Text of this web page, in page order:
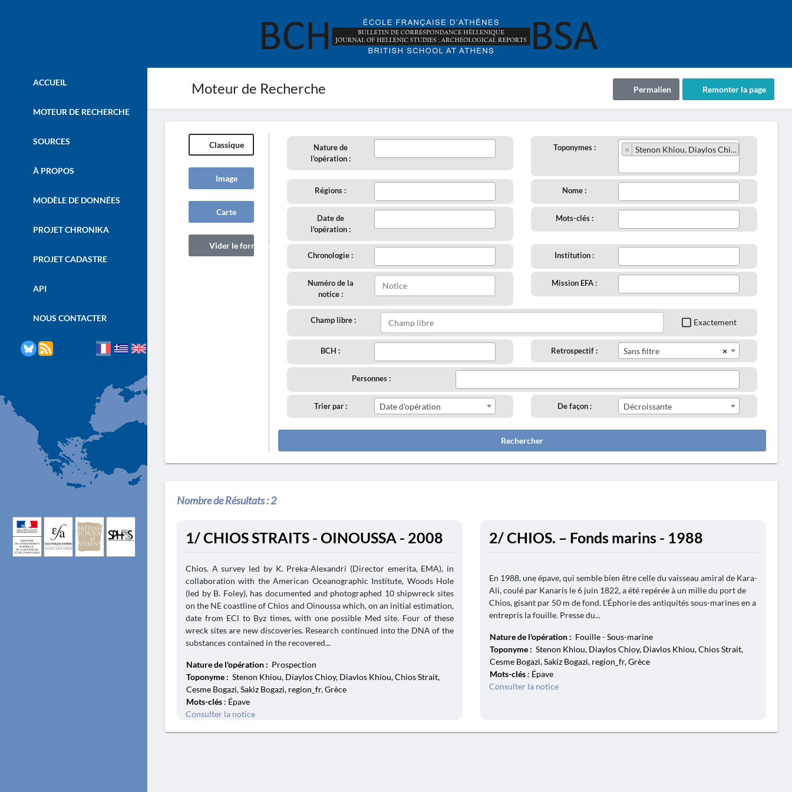
Moteur de Recherche Remonter la page
Permalien
ACCUEIL
MOTEUR DE RECHERCHE
SOURCES
À PROPOS
MODÈLE DE DONNÉES
PROJET CHRONIKA
PROJET CADASTRE
API
NOUS CONTACTER
Classique
Image
Carte
Vider le formulaire
Nature de
l'opération :
Toponymes : × Stenon Khiou, Diaylos Chioy, Diavlos Khiou, Chios Strait, Cesme Bogazi, Sakiz Bogazi
Régions : Nome :
Date de
l'opération :
Mots-clés :
Chronologie : Institution :
Numéro de la
notice :
Mission EFA :
Champ libre : Exactement
BCH : Retrospectif : ×
Sans filtre
Personnes :
Trier par : Date d'opération De façon : Décroissante
Rechercher
Nombre de Résultats :2
1/ CHIOS STRAITS - OINOUSSA - 2008
Chios. A survey led by K. Preka-Alexandri (Director emerita, EMA), in
collaboration with the American Oceanographic Institute, Woods Hole
(led by B. Foley), has documented and photographed 10 shipwreck sites
on the NE coastline of Chios and Oinoussa which, on an initial estimation,
date from ECl to Byz times, with one possible Med site. Four of these
wreck sites are new discoveries. Research continued into the DNA of the
substances contained in the recovered...
Nature de l'opération : Prospection
Toponyme : Stenon Khiou, Diaylos Chioy, Diavlos Khiou, Chios Strait,
Cesme Bogazi, Sakiz Bogazi, region_fr, Grèce
Mots-clés : Épave
Consulter la notice
2/ CHIOS. – Fonds marins - 1988
En 1988, une épave, qui semble bien être celle du vaisseau amiral de Kara-
Ali, coulé par Kanaris le 6 juin 1822, a été repérée à un mille du port de
Chios, gisant par 50 m de fond. L'Éphorie des antiquités sous-marines en a
entrepris la fouille. Presse du...
Nature de l'opération : Fouille - Sous-marine
Toponyme : Stenon Khiou, Diaylos Chioy, Diavlos Khiou, Chios Strait,
Cesme Bogazi, Sakiz Bogazi, region_fr, Grèce
Mots-clés : Épave
Consulter la notice